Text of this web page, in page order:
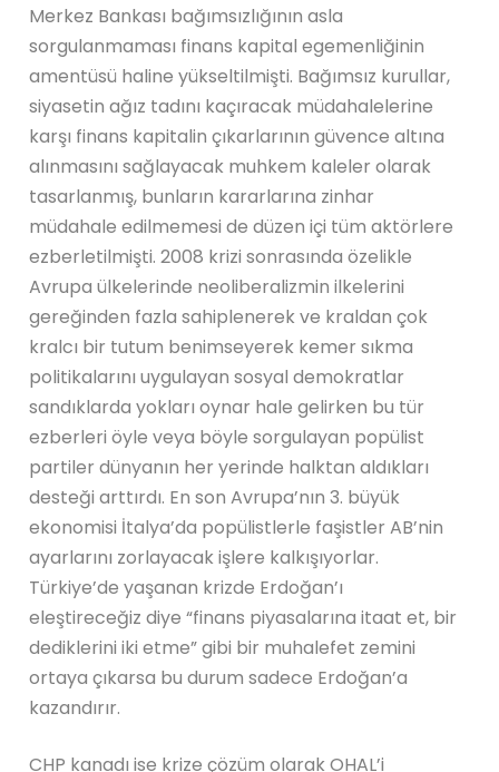
Merkez Bankası bağımsızlığının asla
sorgulanmaması finans kapital egemenliğinin
amentüsü haline yükseltilmişti. Bağımsız kurullar,
siyasetin ağız tadını kaçıracak müdahalelerine
karşı finans kapitalin çıkarlarının güvence altına
alınmasını sağlayacak muhkem kaleler olarak
tasarlanmış, bunların kararlarına zinhar
müdahale edilmemesi de düzen içi tüm aktörlere
ezberletilmişti. 2008 krizi sonrasında özelikle
Avrupa ülkelerinde neoliberalizmin ilkelerini
gereğinden fazla sahiplenerek ve kraldan çok
kralcı bir tutum benimseyerek kemer sıkma
politikalarını uygulayan sosyal demokratlar
sandıklarda yokları oynar hale gelirken bu tür
ezberleri öyle veya böyle sorgulayan popülist
partiler dünyanın her yerinde halktan aldıkları
desteği arttırdı. En son Avrupa’nın 3. büyük
ekonomisi İtalya’da popülistlerle faşistler AB’nin
ayarlarını zorlayacak işlere kalkışıyorlar.
Türkiye’de yaşanan krizde Erdoğan’ı
eleştireceğiz diye “finans piyasalarına itaat et, bir
dediklerini iki etme” gibi bir muhalefet zemini
ortaya çıkarsa bu durum sadece Erdoğan’a
kazandırır.
CHP kanadı ise krize çözüm olarak OHAL’i